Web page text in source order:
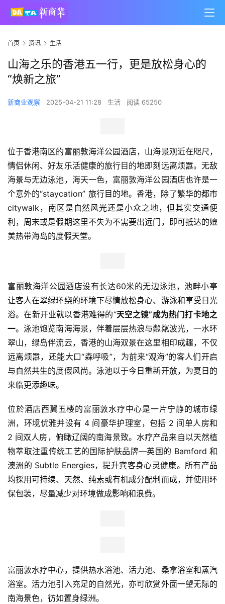
首页 资讯 生活
山海之乐的香港五一行，更是放松身心的
“焕新之旅”
新商业观察 2025-04-21 11:28 生活 阅读 65250
位于香港南区的富丽敦海洋公园酒店，山海景观近在咫尺，
情侣休闲、好友乐活健康的旅行目的地即刻远离烦嚣。无敌
海景与无边泳池，海天一色，富丽敦海洋公园酒店也许是一
个意外的“staycation” 旅行目的地。香港，除了繁华的都市
citywalk，南区是自然风光还是小众之地，但其实交通便
利，周末或是假期这里不失为不需要出远门，即可抵达的媲
美热带海岛的度假天堂。
富丽敦海洋公园酒店设有长达60米的无边泳池，池畔小亭
让客人在翠绿环绕的环境下尽情放松身心、游泳和享受日光
浴。在新开业就以香港难得的“天空之镜”成为热门打卡地之
一。泳池饱览南海海景，伴着层层热浪与粼粼波光，一水环
翠山，绿岛伴流云，香港的山海双景在这里相印成趣，不仅
远离烦嚣，还能大口“森呼吸”，为前来“观海”的客人们开启
与自然共生的度假风尚。泳池以于今日重新开放，为夏日的
来临更添趣味。
位於酒店西翼五楼的富丽敦水疗中心是一片宁静的城市绿
洲，环境优雅并设有 4 间豪华护理室，包括 2 间单人房和
2 间双人房，俯瞰辽阔的南海景致。水疗产品来自以天然植
物萃取注重传统工艺的国际护肤品牌—英国的 Bamford 和
澳洲的 Subtle Energies，提升宾客身心灵健康。所有产品
均採用可持续、天然、纯素或有机成分配制而成，并使用环
保包装，尽量减少对环境做成影响和浪费。
富丽敦水疗中心，提供热水浴池、活力池、桑拿浴室和蒸汽
浴室。活力池引入充足的自然光，亦可欣赏外面一望无际的
南海景色，彷如置身绿洲。